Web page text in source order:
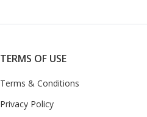
TERMS OF USE
Terms & Conditions
Privacy Policy